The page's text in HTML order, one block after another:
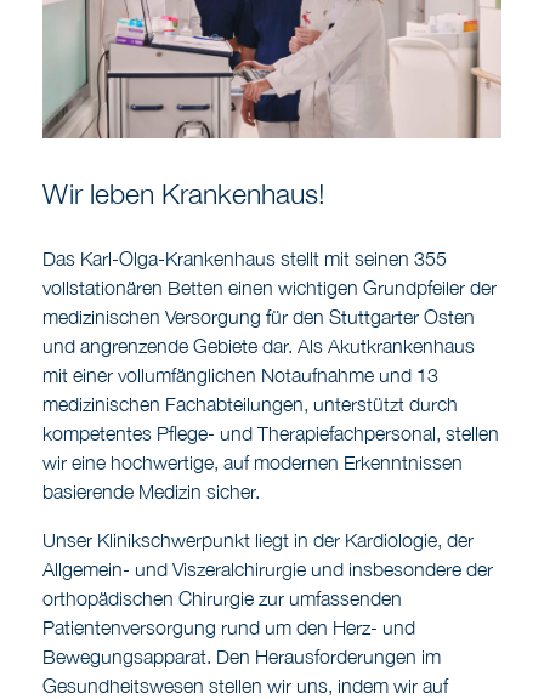
Wir leben Krankenhaus!
Das Karl-Olga-Krankenhaus stellt mit seinen 355
vollstationären Betten einen wichtigen Grundpfeiler der
medizinischen Versorgung für den Stuttgarter Osten
und angrenzende Gebiete dar. Als Akutkrankenhaus
mit einer vollumfänglichen Notaufnahme und 13
medizinischen Fachabteilungen, unterstützt durch
kompetentes Pflege- und Therapiefachpersonal, stellen
wir eine hochwertige, auf modernen Erkenntnissen
basierende Medizin sicher.
Unser Klinikschwerpunkt liegt in der Kardiologie, der
Allgemein- und Viszeralchirurgie und insbesondere der
orthopädischen Chirurgie zur umfassenden
Patientenversorgung rund um den Herz- und
Bewegungsapparat. Den Herausforderungen im
Gesundheitswesen stellen wir uns, indem wir auf